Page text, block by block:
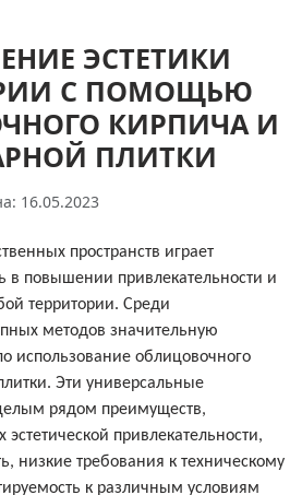
ЭСТЕТИКИ
С ПОМОЩЬЮ
КИРПИЧА И
ПЛИТКИ
16.05.2023
пространств играет
повышении привлекательности и
территории. Среди
методов значительную
использование облицовочного
Эти универсальные
рядом преимуществ,
привлекательности,
низкие требования к техническому
к различным условиям